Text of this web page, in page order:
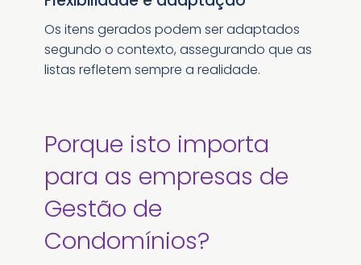
Os itens gerados podem ser adaptados
segundo o contexto, assegurando que as
listas refletem sempre a realidade.
Porque isto importa
para as empresas de
Gestão de
Condomínios?